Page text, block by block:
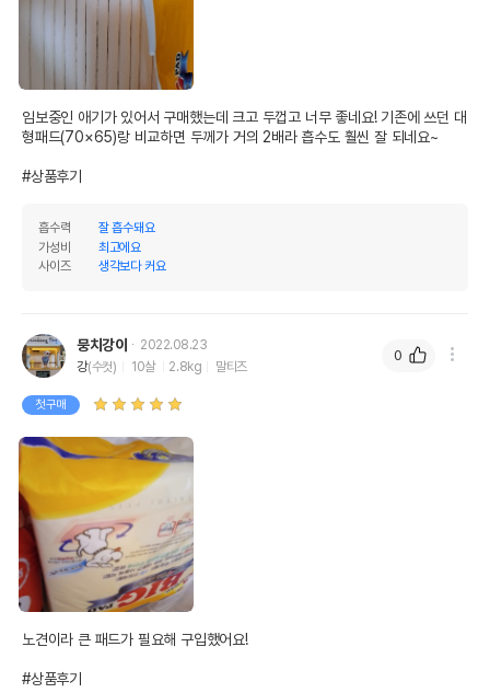
유통기한
임보중인 애기가 있어서 구매했는데 크고 두껍고 너무 좋네요! 기존에 쓰던 대
형패드(70×65)랑 비교하면 두께가 거의 2배라 흡수도 훨씬 잘 되네요~
#상품후기
흡수력
잘 흡수돼요
가성비
최고에요
사이즈
생각보다 커요
뭉치강이
2022.08.23
강(수컷) 10살 2.8kg 말티즈
첫구매
노견이라 큰 패드가 필요해 구입했어요!
#상품후기
0